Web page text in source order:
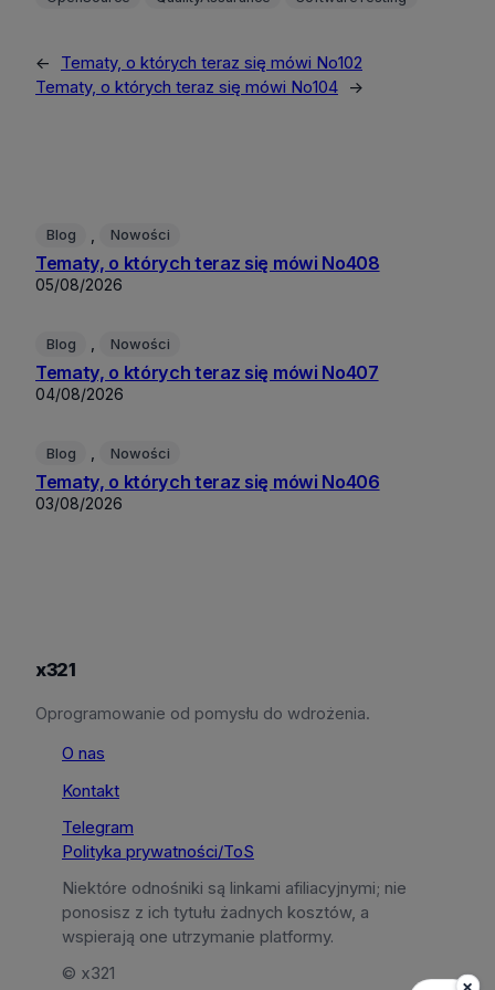
←
Tematy, o których teraz się mówi No102
Tematy, o których teraz się mówi No104
→
Blog Nowości
Tematy, o których teraz się mówi No408
05/08/2026
Blog Nowości
Tematy, o których teraz się mówi No407
04/08/2026
Blog Nowości
Tematy, o których teraz się mówi No406
03/08/2026
x321
Oprogramowanie od pomysłu do wdrożenia.
O nas
Kontakt
Telegram
Polityka prywatności/ToS
Niektóre odnośniki są linkami afiliacyjnymi; nie
ponosisz z ich tytułu żadnych kosztów, a
wspierają one utrzymanie platformy.
© x321